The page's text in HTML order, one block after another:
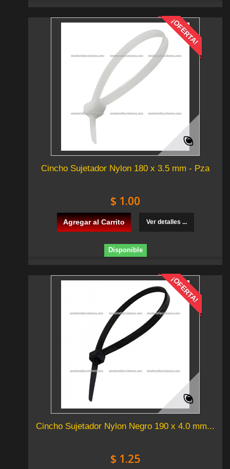
¡OFERTA!
Cincho Sujetador Nylon 180 x 3.5 mm - Pza
$ 1.00
Agregar al Carrito Ver detalles ...
Disponible
¡OFERTA!
Cincho Sujetador Nylon Negro 190 x 4.0 mm...
$ 1.25